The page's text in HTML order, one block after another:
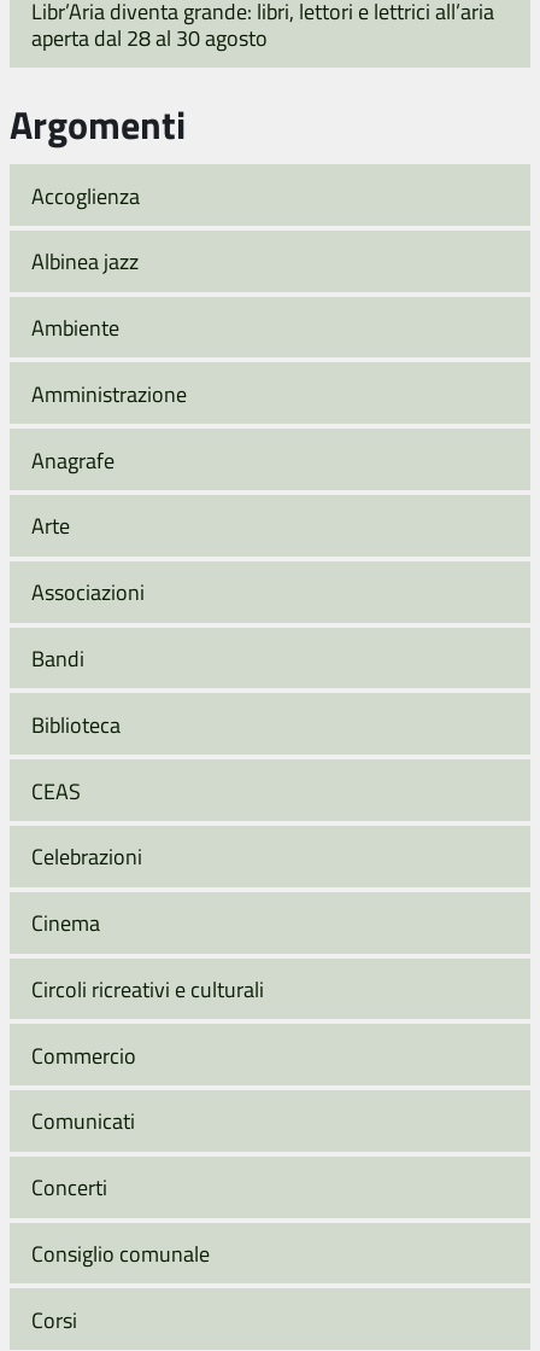
Libr’Aria diventa grande: libri, lettori e lettrici all’aria
aperta dal 28 al 30 agosto
Argomenti
Accoglienza
Albinea jazz
Ambiente
Amministrazione
Anagrafe
Arte
Associazioni
Bandi
Biblioteca
CEAS
Celebrazioni
Cinema
Circoli ricreativi e culturali
Commercio
Comunicati
Concerti
Consiglio comunale
Corsi